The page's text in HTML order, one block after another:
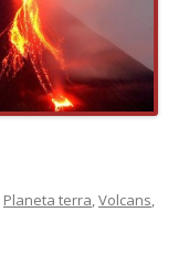
Planeta terra Volcans